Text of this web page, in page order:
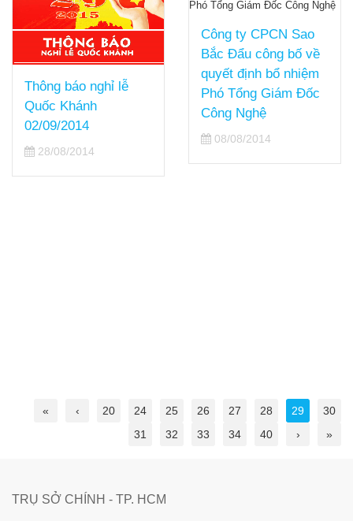
Thông báo nghỉ lễ
Quốc Khánh
02/09/2014
28/08/2014
Công ty CPCN Sao
Bắc Đẩu công bố về
quyết định bổ nhiệm
Phó Tổng Giám Đốc
Công Nghệ
08/08/2014
« ‹ 20 24 25 26 27 28 29
30
31
32 33 34 40 › »
TRỤ SỞ CHÍNH - TP. HCM